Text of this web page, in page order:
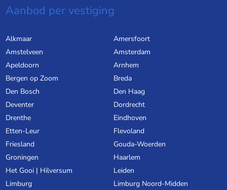
Aanbod per vestiging
Alkmaar
Amersfoort
Amstelveen
Amsterdam
Apeldoorn
Arnhem
Bergen op Zoom
Breda
Den Bosch
Den Haag
Deventer
Dordrecht
Drenthe
Eindhoven
Etten-Leur
Flevoland
Friesland
Gouda-Woerden
Groningen
Haarlem
Het Gooi | Hilversum
Leiden
Limburg
Limburg Noord-Midden